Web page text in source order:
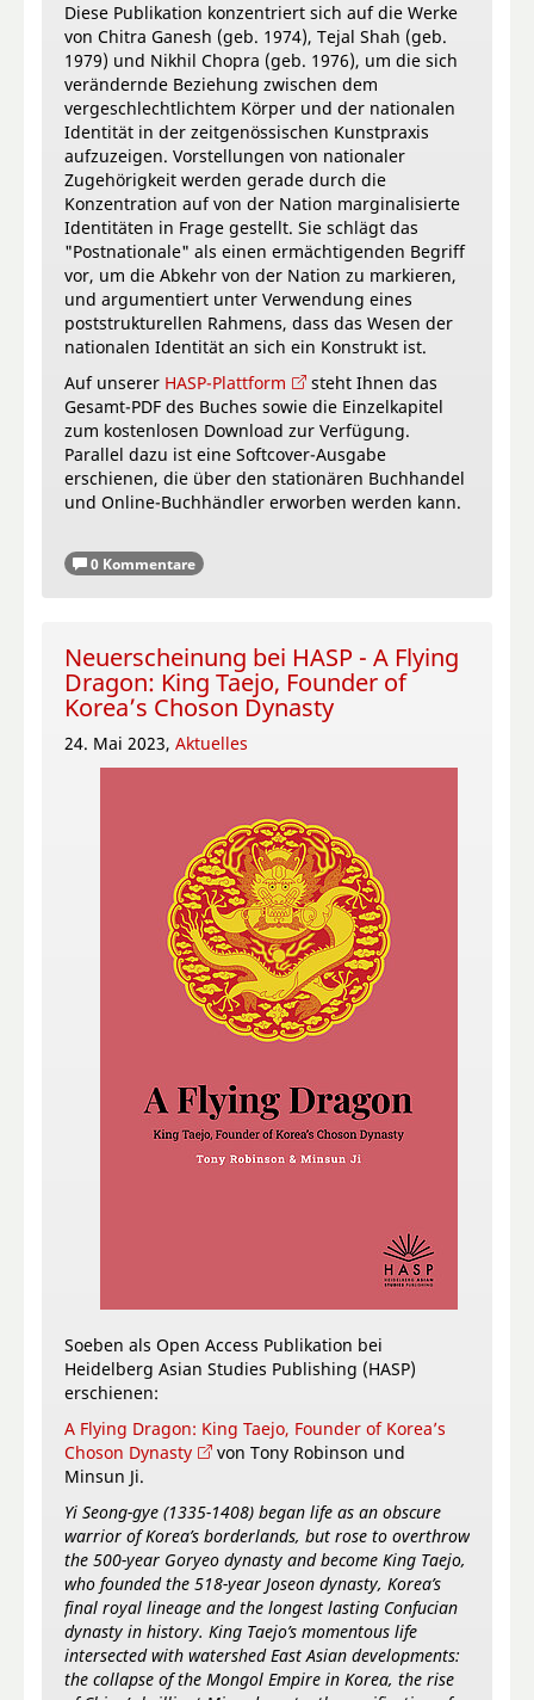
Diese Publikation konzentriert sich auf die Werke
von Chitra Ganesh (geb. 1974), Tejal Shah (geb.
1979) und Nikhil Chopra (geb. 1976), um die sich
verändernde Beziehung zwischen dem
vergeschlechtlichtem Körper und der nationalen
Identität in der zeitgenössischen Kunstpraxis
aufzuzeigen. Vorstellungen von nationaler
Zugehörigkeit werden gerade durch die
Konzentration auf von der Nation marginalisierte
Identitäten in Frage gestellt. Sie schlägt das
"Postnationale" als einen ermächtigenden Begriff
vor, um die Abkehr von der Nation zu markieren,
und argumentiert unter Verwendung eines
poststrukturellen Rahmens, dass das Wesen der
nationalen Identität an sich ein Konstrukt ist.
Auf unserer HASP-Plattform
steht Ihnen das
Gesamt-PDF des Buches sowie die Einzelkapitel
zum kostenlosen Download zur Verfügung.
Parallel dazu ist eine Softcover-Ausgabe
erschienen, die über den stationären Buchhandel
und Online-Buchhändler erworben werden kann.
0 Kommentare
Neuerscheinung bei HASP - A Flying
Dragon: King Taejo, Founder of
Korea’s Choson Dynasty
24. Mai 2023, Aktuelles
Soeben als Open Access Publikation bei
Heidelberg Asian Studies Publishing (HASP)
erschienen:
A Flying Dragon: King Taejo, Founder of Korea’s
Choson Dynasty
von Tony Robinson und
Minsun Ji.
Yi Seong-gye (1335-1408) began life as an obscure
warrior of Korea’s borderlands, but rose to overthrow
the 500-year Goryeo dynasty and become King Taejo,
who founded the 518-year Joseon dynasty, Korea’s
final royal lineage and the longest lasting Confucian
dynasty in history. King Taejo’s momentous life
intersected with watershed East Asian developments:
the collapse of the Mongol Empire in Korea, the rise